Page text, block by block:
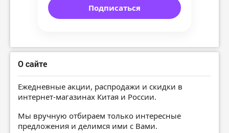
Подписаться
О сайте
Ежедневные акции, распродажи и скидки в
интернет-магазинах Китая и России.
Мы вручную отбираем только интересные
предложения и делимся ими с Вами.